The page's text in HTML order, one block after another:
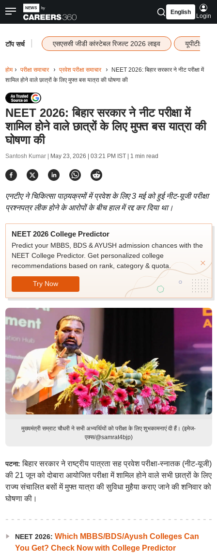
English
Login
टॉप सर्च एसएससी जीडी कांस्टेबल रिजल्ट 2026 लाइव यूपीटीईटी
होम परीक्षा समाचार प्रवेश परीक्षा समाचार
NEET 2026: बिहार सरकार ने नीट परीक्षा में
शामिल होने वाले छात्रों के लिए मुफ्त बस यात्रा की घोषणा की
NEET 2026: बिहार सरकार ने नीट परीक्षा में
शामिल होने वाले छात्रों के लिए मुफ्त बस यात्रा की
घोषणा की
Santosh Kumar | May 23, 2026 | 03:21 PM IST| 1 min read
एनटीए ने चिकित्सा पाठ्यक्रमों में प्रवेश के लिए 3 मई को हुई नीट-यूजी परीक्षा
प्रश्नपत्र लीक होने के आरोपों के बीच हाल में रद्द कर दिया था।
NEET 2026 College Predictor
Predict your MBBS, BDS & AYUSH admission chances with the
NEET College Predictor. Get personalized college
recommendations based on rank, category & quota.
Try Now
मुख्यमंत्री सम्राट चौधरी ने सभी अभ्यर्थियों को परीक्षा के लिए शुभकामनाएं दी हैं। (इमेज-
एक्स/@samrat4bjp)
पटना: बिहार सरकार ने राष्ट्रीय पात्रता सह प्रवेश परीक्षा-स्नातक (नीट-यूजी)
की 21 जून को दोबारा आयोजित परीक्षा में शामिल होने वाले सभी छात्रों के लिए
राज्य संचालित बसों में मुफ्त यात्रा की सुविधा मुहैया कराए जाने की शनिवार को
घोषणा की।
NEET 2026: Which MBBS/BDS/Ayush Colleges Can
You Get? Check Now with College Predictor